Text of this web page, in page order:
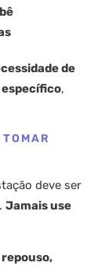
de
,
deve ser
Jamais use
repouso,